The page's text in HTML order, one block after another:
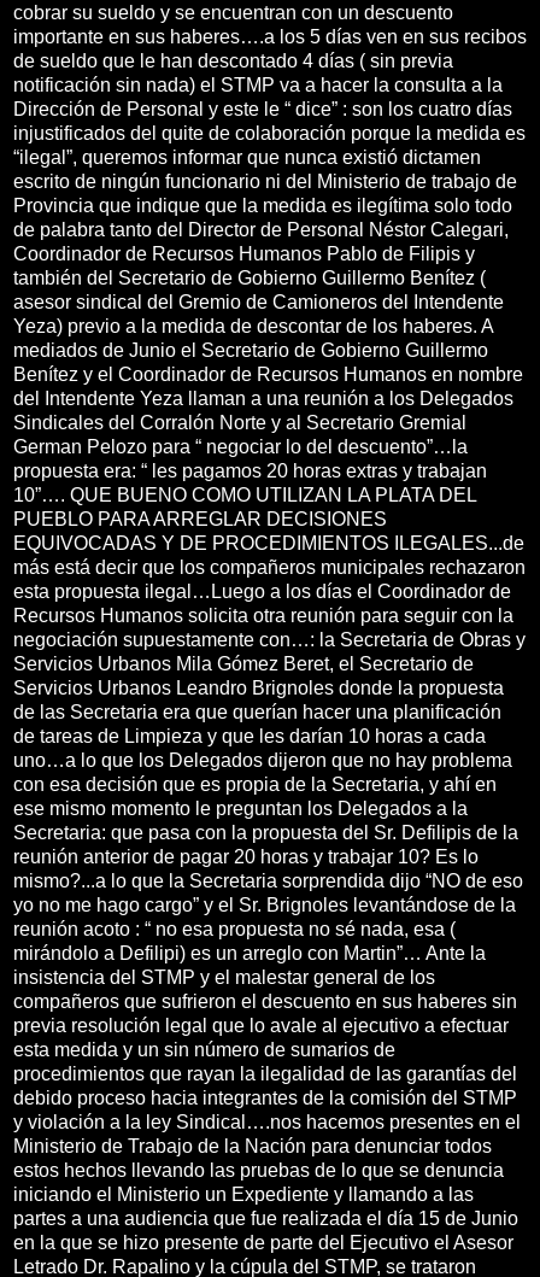
cobrar su sueldo y se encuentran con un descuento
importante en sus haberes….a los 5 días ven en sus recibos
de sueldo que le han descontado 4 días ( sin previa
notificación sin nada) el STMP va a hacer la consulta a la
Dirección de Personal y este le “ dice” : son los cuatro días
injustificados del quite de colaboración porque la medida es
“ilegal”, queremos informar que nunca existió dictamen
escrito de ningún funcionario ni del Ministerio de trabajo de
Provincia que indique que la medida es ilegítima solo todo
de palabra tanto del Director de Personal Néstor Calegari,
Coordinador de Recursos Humanos Pablo de Filipis y
también del Secretario de Gobierno Guillermo Benítez (
asesor sindical del Gremio de Camioneros del Intendente
Yeza) previo a la medida de descontar de los haberes. A
mediados de Junio el Secretario de Gobierno Guillermo
Benítez y el Coordinador de Recursos Humanos en nombre
del Intendente Yeza llaman a una reunión a los Delegados
Sindicales del Corralón Norte y al Secretario Gremial
German Pelozo para “ negociar lo del descuento”…la
propuesta era: “ les pagamos 20 horas extras y trabajan
10”…. QUE BUENO COMO UTILIZAN LA PLATA DEL
PUEBLO PARA ARREGLAR DECISIONES
EQUIVOCADAS Y DE PROCEDIMIENTOS ILEGALES...de
más está decir que los compañeros municipales rechazaron
esta propuesta ilegal…Luego a los días el Coordinador de
Recursos Humanos solicita otra reunión para seguir con la
negociación supuestamente con…: la Secretaria de Obras y
Servicios Urbanos Mila Gómez Beret, el Secretario de
Servicios Urbanos Leandro Brignoles donde la propuesta
de las Secretaria era que querían hacer una planificación
de tareas de Limpieza y que les darían 10 horas a cada
uno…a lo que los Delegados dijeron que no hay problema
con esa decisión que es propia de la Secretaria, y ahí en
ese mismo momento le preguntan los Delegados a la
Secretaria: que pasa con la propuesta del Sr. Defilipis de la
reunión anterior de pagar 20 horas y trabajar 10? Es lo
mismo?...a lo que la Secretaria sorprendida dijo “NO de eso
yo no me hago cargo” y el Sr. Brignoles levantándose de la
reunión acoto : “ no esa propuesta no sé nada, esa (
mirándolo a Defilipi) es un arreglo con Martin”… Ante la
insistencia del STMP y el malestar general de los
compañeros que sufrieron el descuento en sus haberes sin
previa resolución legal que lo avale al ejecutivo a efectuar
esta medida y un sin número de sumarios de
procedimientos que rayan la ilegalidad de las garantías del
debido proceso hacia integrantes de la comisión del STMP
y violación a la ley Sindical….nos hacemos presentes en el
Ministerio de Trabajo de la Nación para denunciar todos
estos hechos llevando las pruebas de lo que se denuncia
iniciando el Ministerio un Expediente y llamando a las
partes a una audiencia que fue realizada el día 15 de Junio
en la que se hizo presente de parte del Ejecutivo el Asesor
Letrado Dr. Rapalino y la cúpula del STMP, se trataron